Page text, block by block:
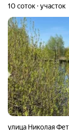
10 соток участок
улица Николая